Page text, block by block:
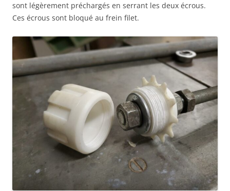
sont légèrement préchargés en serrant les deux écrous.
Ces écrous sont bloqué au frein filet.